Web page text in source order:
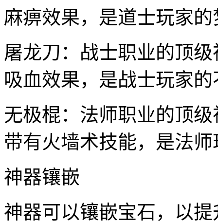
麻痹效果，是道士玩家
屠龙刀：战士职业的顶
吸血效果，是战士玩家
无极棍：法师职业的顶
带有火墙术技能，是法
神器镶嵌
神器可以镶嵌宝石，以